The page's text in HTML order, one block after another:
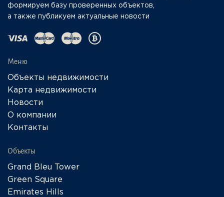
формируем базу проверенных объектов,
а также публикуем актуальные новости
Меню
Объекты недвижимости
Карта недвижимости
Новости
О компании
Контакты
Объекты
Grand Bleu Tower
Green Square
Emirates Hills